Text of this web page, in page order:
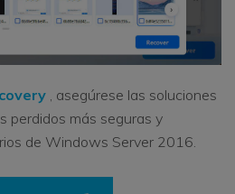
, asegúrese las soluciones
perdidos más seguras y
de Windows Server 2016.